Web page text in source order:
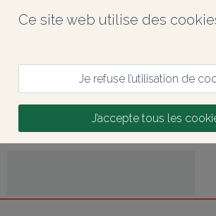
Ce site web utilise des
Je refuse l’utilisation de
J’accepte tous les